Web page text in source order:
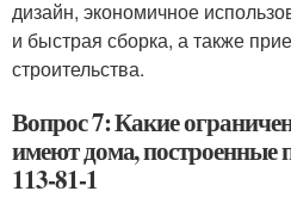
дизайн, экономичное
и быстрая сборка, а также
строительства.
Вопрос 7: Какие
имеют дома, построенные
113-81-1